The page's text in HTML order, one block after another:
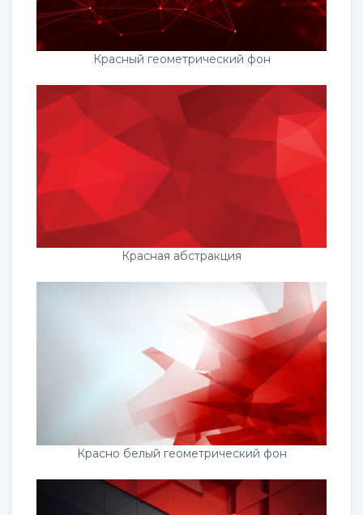
Красный геометрический фон
Красная абстракция
Красно белый геометрический фон